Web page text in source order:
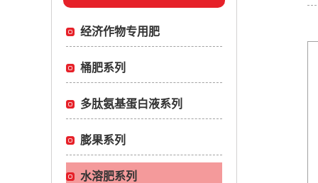
经济作物专用肥
桶肥系列
多肽氨基蛋白液系列
膨果系列
水溶肥系列